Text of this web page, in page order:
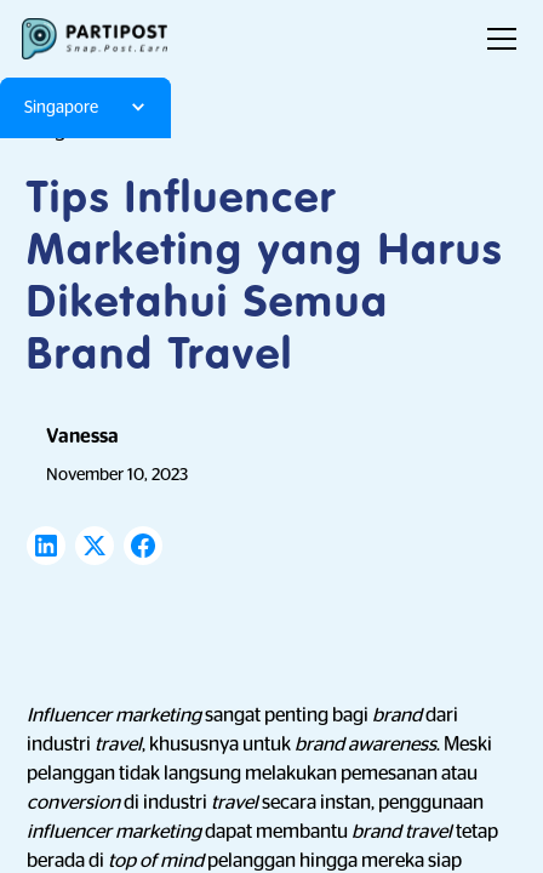
Singapore
Tips Influencer
Marketing yang Harus
Diketahui Semua
Brand Travel
Vanessa
November 10, 2023
Influencer marketingsangat penting bagi branddari
industri travel, khususnya untuk brand awareness. Meski
pelanggan tidak langsung melakukan pemesanan atau
conversiondi industri travelsecara instan, penggunaan
influencer marketingdapat membantu brand traveltetap
berada di top of mindpelanggan hingga mereka siap